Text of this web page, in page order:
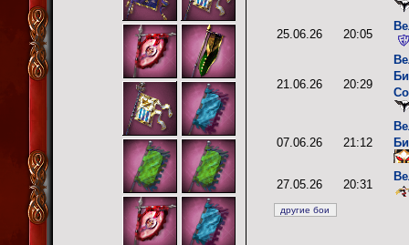
25.06.26 20:05
21.06.26 20:29
07.06.26 21:12
27.05.26 20:31